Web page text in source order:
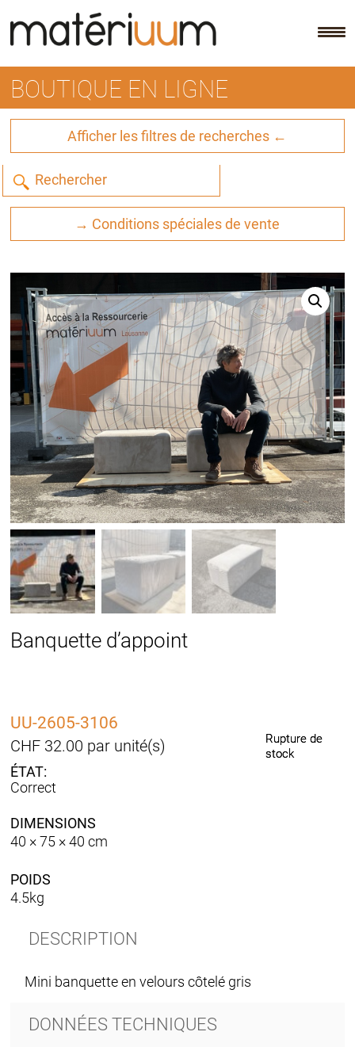
Skip
to
BOUTIQUE EN LIGNE
Afficher les filtres de recherches ←
→ Conditions spéciales de vente
Banquette d’appoint
UU-2605-3106
Rupture de
stock
CHF 32.00 par unité(s)
Correct
DIMENSIONS
40 × 75 × 40 cm
POIDS
4.5kg
Rupture de
stock
DESCRIPTION
Mini banquette en velours côtelé gris
DONNÉES TECHNIQUES